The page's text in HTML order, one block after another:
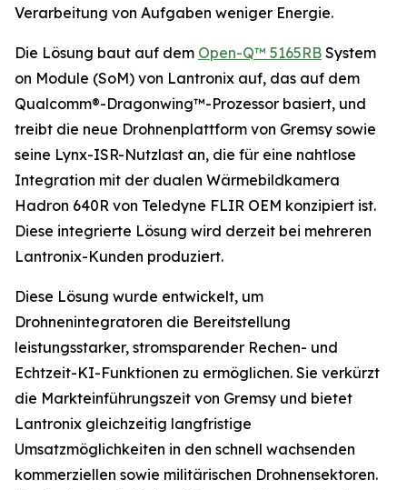
Verarbeitung von Aufgaben weniger Energie.
Die Lösung baut auf dem Open-Q™ 5165RB System
on Module (SoM) von Lantronix auf, das auf dem
Qualcomm®-Dragonwing™-Prozessor basiert, und
treibt die neue Drohnenplattform von Gremsy sowie
seine Lynx-ISR-Nutzlast an, die für eine nahtlose
Integration mit der dualen Wärmebildkamera
Hadron 640R von Teledyne FLIR OEM konzipiert ist.
Diese integrierte Lösung wird derzeit bei mehreren
Lantronix-Kunden produziert.
Diese Lösung wurde entwickelt, um
Drohnenintegratoren die Bereitstellung
leistungsstarker, stromsparender Rechen- und
Echtzeit-KI-Funktionen zu ermöglichen. Sie verkürzt
die Markteinführungszeit von Gremsy und bietet
Lantronix gleichzeitig langfristige
Umsatzmöglichkeiten in den schnell wachsenden
kommerziellen sowie militärischen Drohnensektoren.